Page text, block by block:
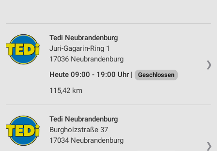
❯
Tedi Neubrandenburg
Juri-Gagarin-Ring 1
17036 Neubrandenburg
Heute 09:00 - 19:00 Uhr |
Geschlossen
115,42 km
❯
Tedi Neubrandenburg
Burgholzstraße 37
17034 Neubrandenburg